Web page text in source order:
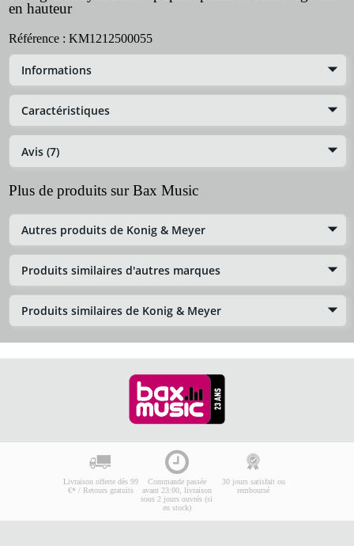
en hauteur
Référence : KM1212500055
Informations
Caractéristiques
Avis (7)
Plus de produits sur Bax Music
Autres produits de Konig & Meyer
Produits similaires d'autres marques
Produits similaires de Konig & Meyer
Livraison offerte dès 99
€* / Retours gratuits
Commande passée
avant 23:00, livraison
sous 2 jours ouvrés (si
en stock)
30 jours satisfait ou
remboursé